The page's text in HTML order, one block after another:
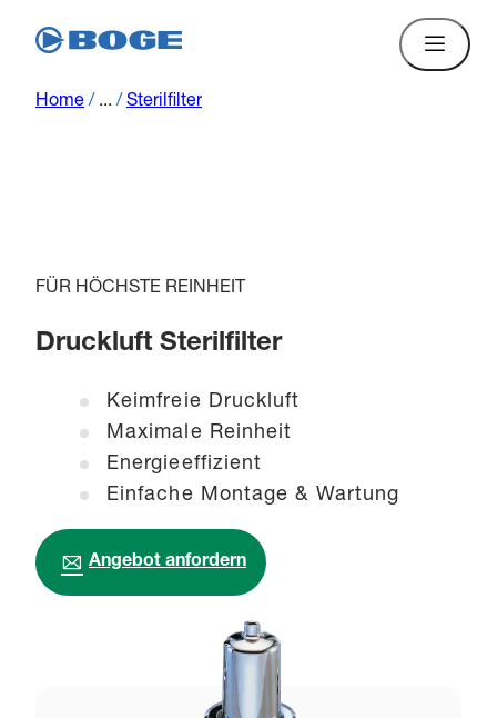
Home / ... / Sterilfilter
FÜR HÖCHSTE REINHEIT
Druckluft Sterilfilter
Keimfreie Druckluft
Maximale Reinheit
Energieeffizient
Einfache Montage & Wartung
Angebot anfordern